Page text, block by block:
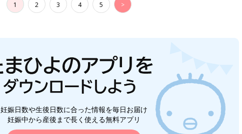
1 2 3 4 5 >
妊娠日数や生後日数に合った情報を毎日お届け
妊娠中から産後まで長く使える無料アプリ